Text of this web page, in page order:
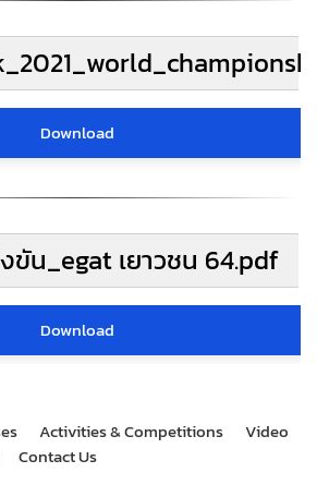
Download
ขัน_egat เยาวชน 64.pdf
Download
Activities & Competitions
Video
Contact Us